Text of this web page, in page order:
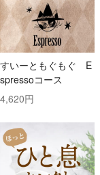
すいーともぐもぐ E
spressoコース
4,620円